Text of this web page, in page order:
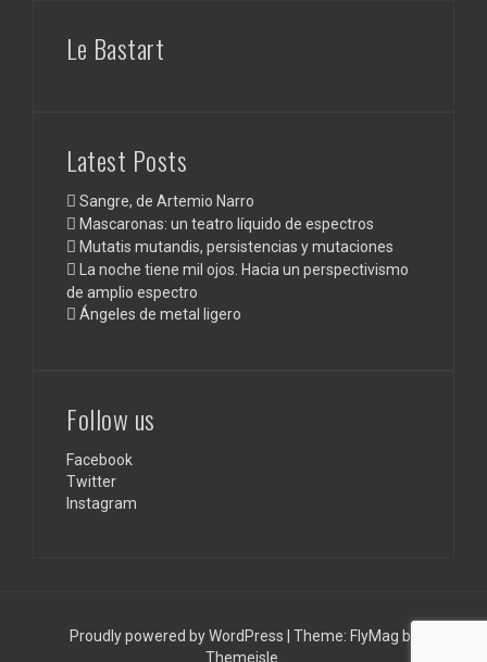
Le Bastart
Latest Posts
Sangre, de Artemio Narro
Mascaronas: un teatro líquido de espectros
Mutatis mutandis, persistencias y mutaciones
La noche tiene mil ojos. Hacia un perspectivismo
de amplio espectro
Ángeles de metal ligero
Follow us
Facebook
Twitter
Instagram
Proudly powered by WordPress Theme: FlyMag by
Themeisle.